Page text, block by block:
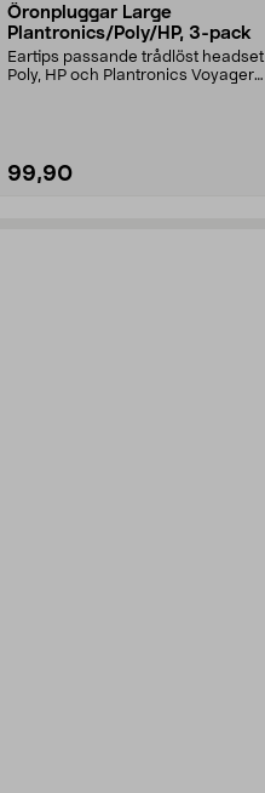
Öronpluggar Large
Plantronics/Poly/HP, 3-pack
Eartips passande trådlöst headset
Poly, HP och Plantronics Voyager
99,90